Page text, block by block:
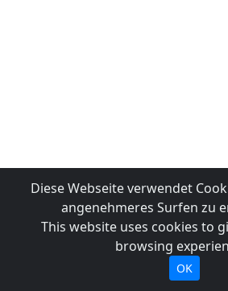
Diese Webseite verwendet
angenehmeres Surfen zu
This website uses cookies to
browsing
OK